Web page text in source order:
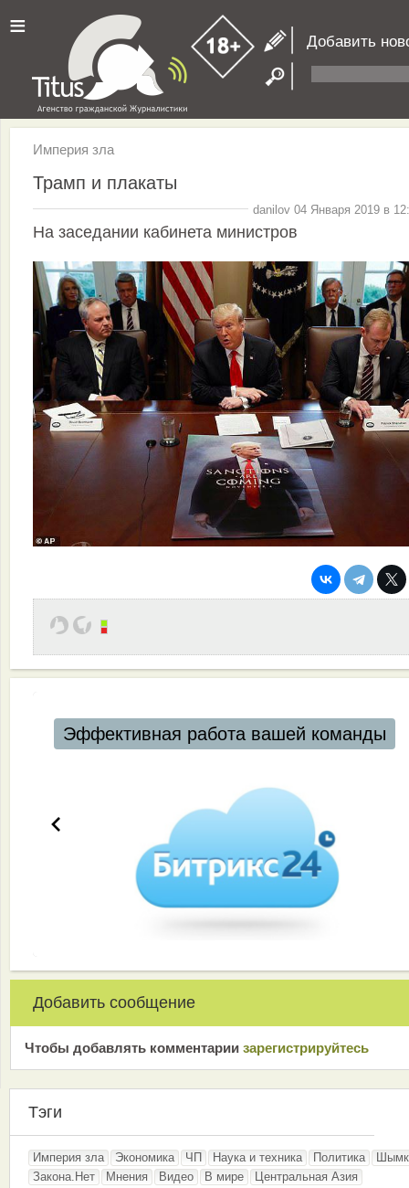
≡ Добавить
Империя зла
Трамп и плакаты
danilov 04 Января 2019 в
На заседании кабинета министров
Эффективная работа вашей команды
Добавить сообщение
Чтобы добавлять комментарии зарeгиcтрирyйтeсь
Тэги
Империя зла Экономика ЧП Наука и техника Политика
Закона.Нет
Мнения Видео В мире
Центральная Азия